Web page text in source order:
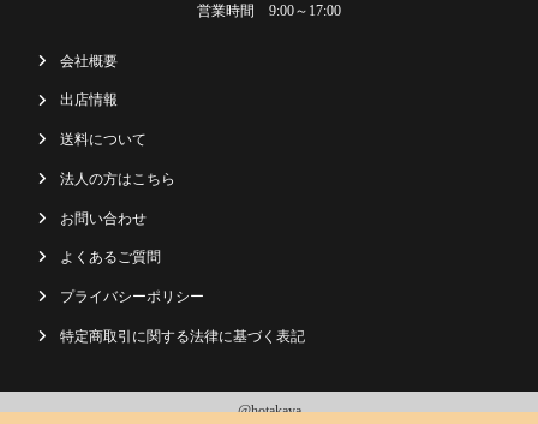
営業時間 9:00～17:00
会社概要
出店情報
送料について
法人の方はこちら
お問い合わせ
よくあるご質問
プライバシーポリシー
特定商取引に関する法律に基づく表記
@hotakaya